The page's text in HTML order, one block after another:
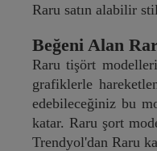
Raru satın alabilir
Beğeni Alan
Raru tişört
grafiklerle
edebileceğiniz bu
katar. Raru şort
Trendyol'dan Raru